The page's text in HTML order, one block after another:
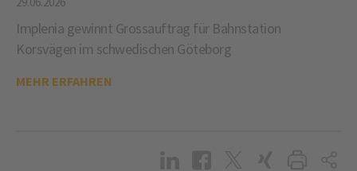
Implenia gewinnt Grossauftrag für Bahnstation
Korsvägen im schwedischen Göteborg
MEHR ERFAHREN